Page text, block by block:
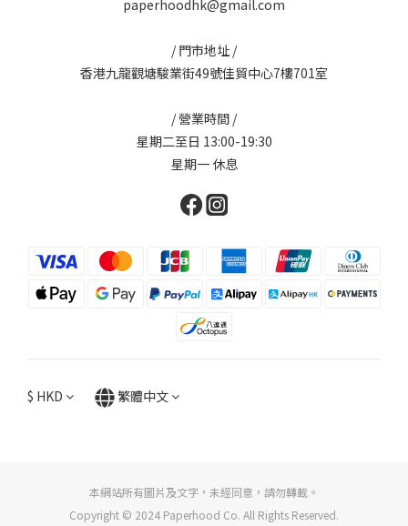
paperhoodhk@gmail.com
/ 門市地址 /
香港九龍觀塘駿業街49號佳貿中心7樓701室
/ 營業時間 /
星期二至日 13:00-19:30
星期一 休息
$ HKD 繁體中文
本網站所有圖片及文字，未經同意，請勿轉載。
Copyright © 2024 Paperhood Co. All Rights Reserved.